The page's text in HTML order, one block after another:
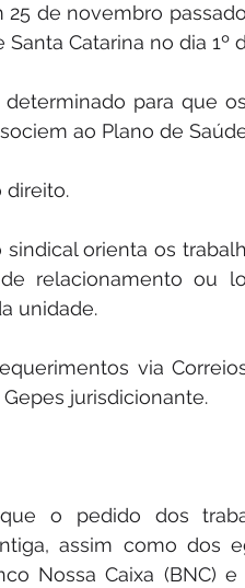
de novembro
Catarina no dia 1º
para que
ao Plano de
direito.
orienta os
relacionamento ou
unidade.
via
jurisdicionante.
o pedido dos
assim como dos
Nossa Caixa (BNC)